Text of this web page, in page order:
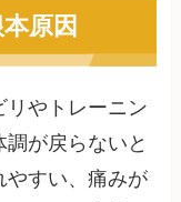
原因
リやトレーニン
が戻らないと
やすい、痛みが